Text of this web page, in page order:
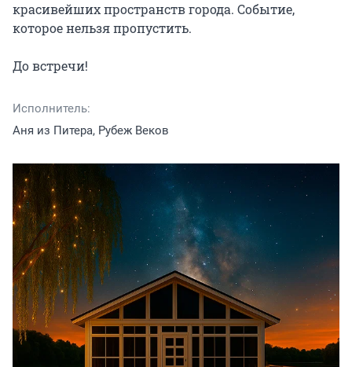
красивейших пространств города. Событие,
которое нельзя пропустить.
До встречи!
Исполнитель:
Аня из Питера, Рубеж Веков